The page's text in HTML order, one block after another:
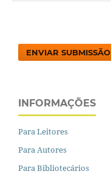
ENVIAR SUBMISSÃO
INFORMAÇÕES
Para Leitores
Para Autores
Para Bibliotecários